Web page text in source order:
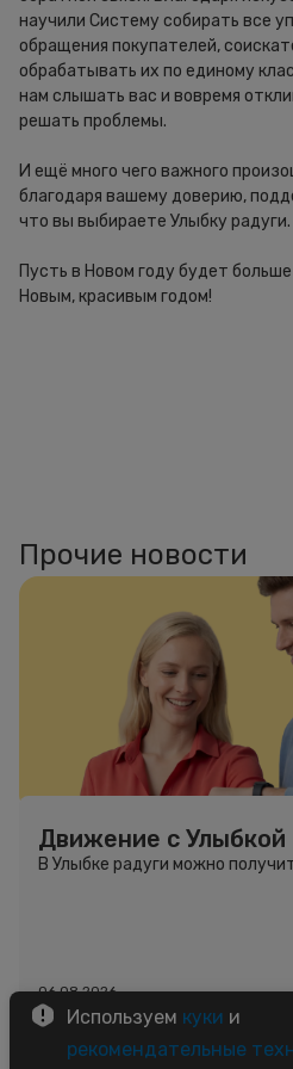
научили Систему собирать все
обращения покупателей,
обрабатывать их по единому
нам слышать вас и вовремя
решать проблемы.
И ещё много чего важного
благодаря вашему доверию,
что вы выбираете Улыбку радуги.
Пусть в Новом году будет
Новым, красивым годом!
Прочие новости
Движение с Улыбкой
В Улыбке радуги можно
06.08.2026
Используем куки и
рекомендательные